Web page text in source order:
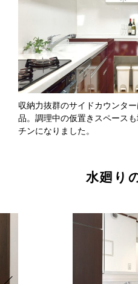
収納力抜群のサイドカウンタ
品。調理中の仮置きスペース
チンになりました。
水廻り